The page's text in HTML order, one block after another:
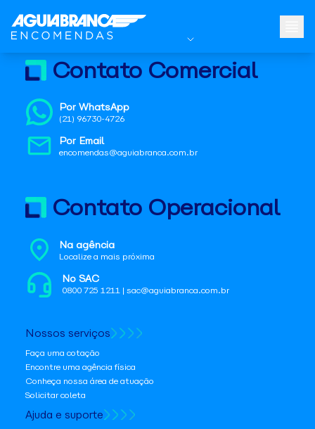
Contato Comercial
Por WhatsApp
(21) 96730-4726
Por Email
encomendas@aguiabranca.com.br
Contato Operacional
Na agência
Localize a mais próxima
No SAC
0800 725 1211 | sac@aguiabranca.com.br
Nossos serviços
Faça uma cotação
Encontre uma agência física
Conheça nossa área de atuação
Solicitar coleta
Ajuda e suporte